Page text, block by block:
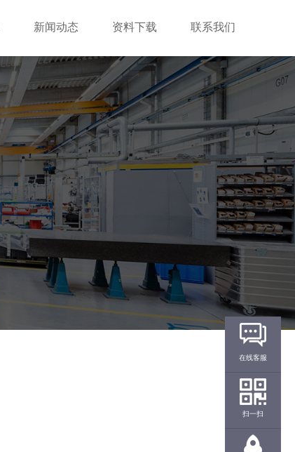
新闻动态 资料下载 联系我们
在线客服
扫一扫